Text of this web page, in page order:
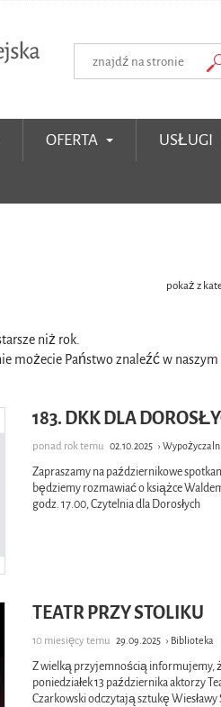
OFERTA USŁUGI
pokaż z
niż rok.
możecie Państwo znaleźć w naszym
183. DKK DLA
ponad rok temu 02.10.2025›
Zapraszamy na październikowe
będziemy rozmawiać o książce
godz. 17.00, Czytelnia dla Dorosłych
TEATR PRZY STOLIKU
10 miesięcy temu 29.09.2025› Biblioteka
Z wielką przyjemnością informujemy,
poniedziałek 13 października aktorzy
Czarkowski odczytają sztukę